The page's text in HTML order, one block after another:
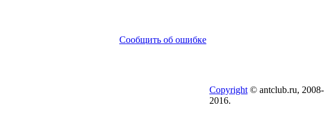
Сообщить об ошибке
Copyright © antclub.ru, 2008-
2016.